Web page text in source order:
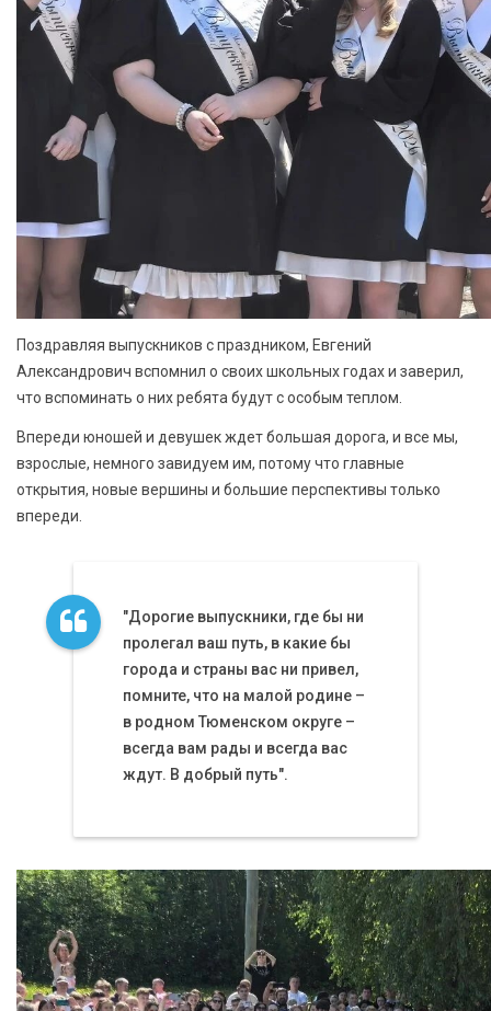
Поздравляя выпускников с праздником, Евгений
Александрович вспомнил о своих школьных годах и заверил,
что вспоминать о них ребята будут с особым теплом.
Впереди юношей и девушек ждет большая дорога, и все мы,
взрослые, немного завидуем им, потому что главные
открытия, новые вершины и большие перспективы только
впереди.
"Дорогие выпускники, где бы ни
пролегал ваш путь, в какие бы
города и страны вас ни привел,
помните, что на малой родине –
в родном Тюменском округе –
всегда вам рады и всегда вас
ждут. В добрый путь".